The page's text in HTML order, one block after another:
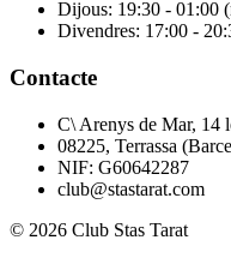
Dijous: 19:30 - 01:00
Divendres: 17:00 -
Contacte
C\ Arenys de Mar, 14
08225, Terrassa
NIF: G60642287
club@stastarat.com
© 2026 Club Stas Tarat